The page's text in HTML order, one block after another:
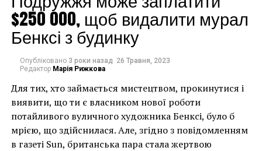
Link
NEON-MAI LAB МАРИНА АБРАМОВИЧ
МУЗЕЙ БЕНАКИ
ПЕРФОРМАНС
НАСТУПНА СТАТТЯ
В Риме обнаженные статуи закрыли белыми
коробами
ПОПЕРЕДНЯ СТАТТЯ
Архитекторы борются за право строить стадион в
Токио
$250 000, щоб видалити мурал
Бенксі з будинку
Опубліковано 3 роки назад 26 Травня, 2023
Редактор Марія Рижкова
Для тих, хто займається мистецтвом, прокинутися і
виявити, що ти є власником нової роботи
потайливого вуличного художника Бенксі, було б
мрією, що здійснилася. Але, згідно з повідомленням
в газеті Sun, британська пара стала жертвою